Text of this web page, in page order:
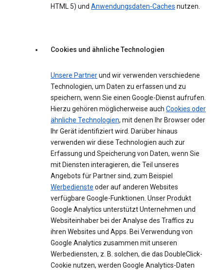
HTML 5) und Anwendungsdaten-Caches nutzen.
Cookies und ähnliche Technologien
Unsere Partnerund wir verwenden verschiedene
Technologien, um Daten zu erfassen und zu
speichern, wenn Sie einen Google-Dienst aufrufen.
Hierzu gehören möglicherweise auch Cookies oder
ähnliche Technologien, mit denen Ihr Browser oder
Ihr Gerät identifiziert wird. Darüber hinaus
verwenden wir diese Technologien auch zur
Erfassung und Speicherung von Daten, wenn Sie
mit Diensten interagieren, die Teil unseres
Angebots für Partner sind, zum Beispiel
Werbedienste oder auf anderen Websites
verfügbare Google-Funktionen. Unser Produkt
Google Analytics unterstützt Unternehmen und
Websiteinhaber bei der Analyse des Traffics zu
ihren Websites und Apps. Bei Verwendung von
Google Analytics zusammen mit unseren
Werbediensten, z. B. solchen, die das DoubleClick-
Cookie nutzen, werden Google Analytics-Daten